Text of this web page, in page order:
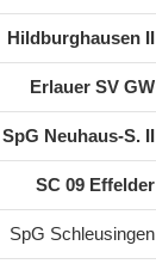
Hildburghausen II
Erlauer SV GW
SpG Neuhaus-S. II
SC 09 Effelder
SpG Schleusingen